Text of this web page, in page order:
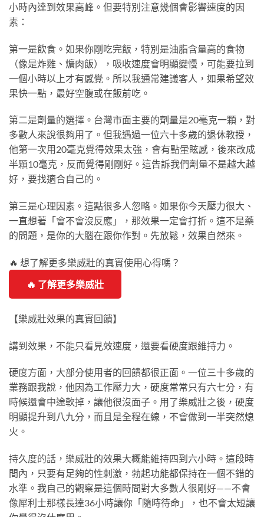
小時內達到效果高峰。但要特別注意幾個會影響速度的因
素：
第一是飲食。如果你剛吃完飯，特別是油脂含量高的食物
（像是炸雞、爌肉飯），吸收速度會明顯變慢，可能要拉到
一個小時以上才有感覺。所以我通常建議客人，如果希望效
果快一點，最好空腹或在飯前吃。
第二是劑量的選擇。台灣市面主要的劑量是20毫克一顆，對
多數人來說很夠用了。但我遇過一位六十多歲的退休教授，
他第一次用20毫克覺得效果太強，會有點暈眩感，後來改成
半顆10毫克，反而覺得剛剛好。這告訴我們劑量不是越大越
好，要找適合自己的。
第三是心理因素。這點很多人忽略。如果你今天壓力很大、
一直想著「會不會沒反應」，那效果一定會打折。這不是藥
的問題，是你的大腦在跟你作對。先放鬆，效果自然來。
🔥 想了解更多樂威壯的真實使用心得嗎？
🔥 了解更多樂威壯
【樂威壯效果的真實回饋】
講到效果，不能只看見效速度，還要看硬度跟維持力。
硬度方面，大部分使用者的回饋都很正面。一位三十多歲的
業務跟我說，他因為工作壓力大，硬度常常只有六七分，有
時候還會中途軟掉，讓他很沒面子。用了樂威壯之後，硬度
明顯提升到八九分，而且是全程在線，不會做到一半突然熄
火。
持久度的話，樂威壯的效果大概能維持四到六小時。這段時
間內，只要有足夠的性刺激，勃起功能都保持在一個不錯的
水準。我自己的觀察是這個時間對大多數人很剛好——不會
像犀利士那樣長達36小時讓你「隨時待命」，也不會太短讓